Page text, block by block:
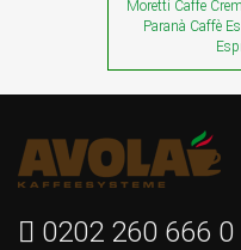
Moretti Caffe
Paranà Caffè
0202 260 666 0